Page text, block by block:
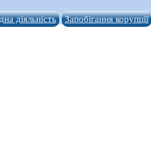
діяльність Запобігання корупції